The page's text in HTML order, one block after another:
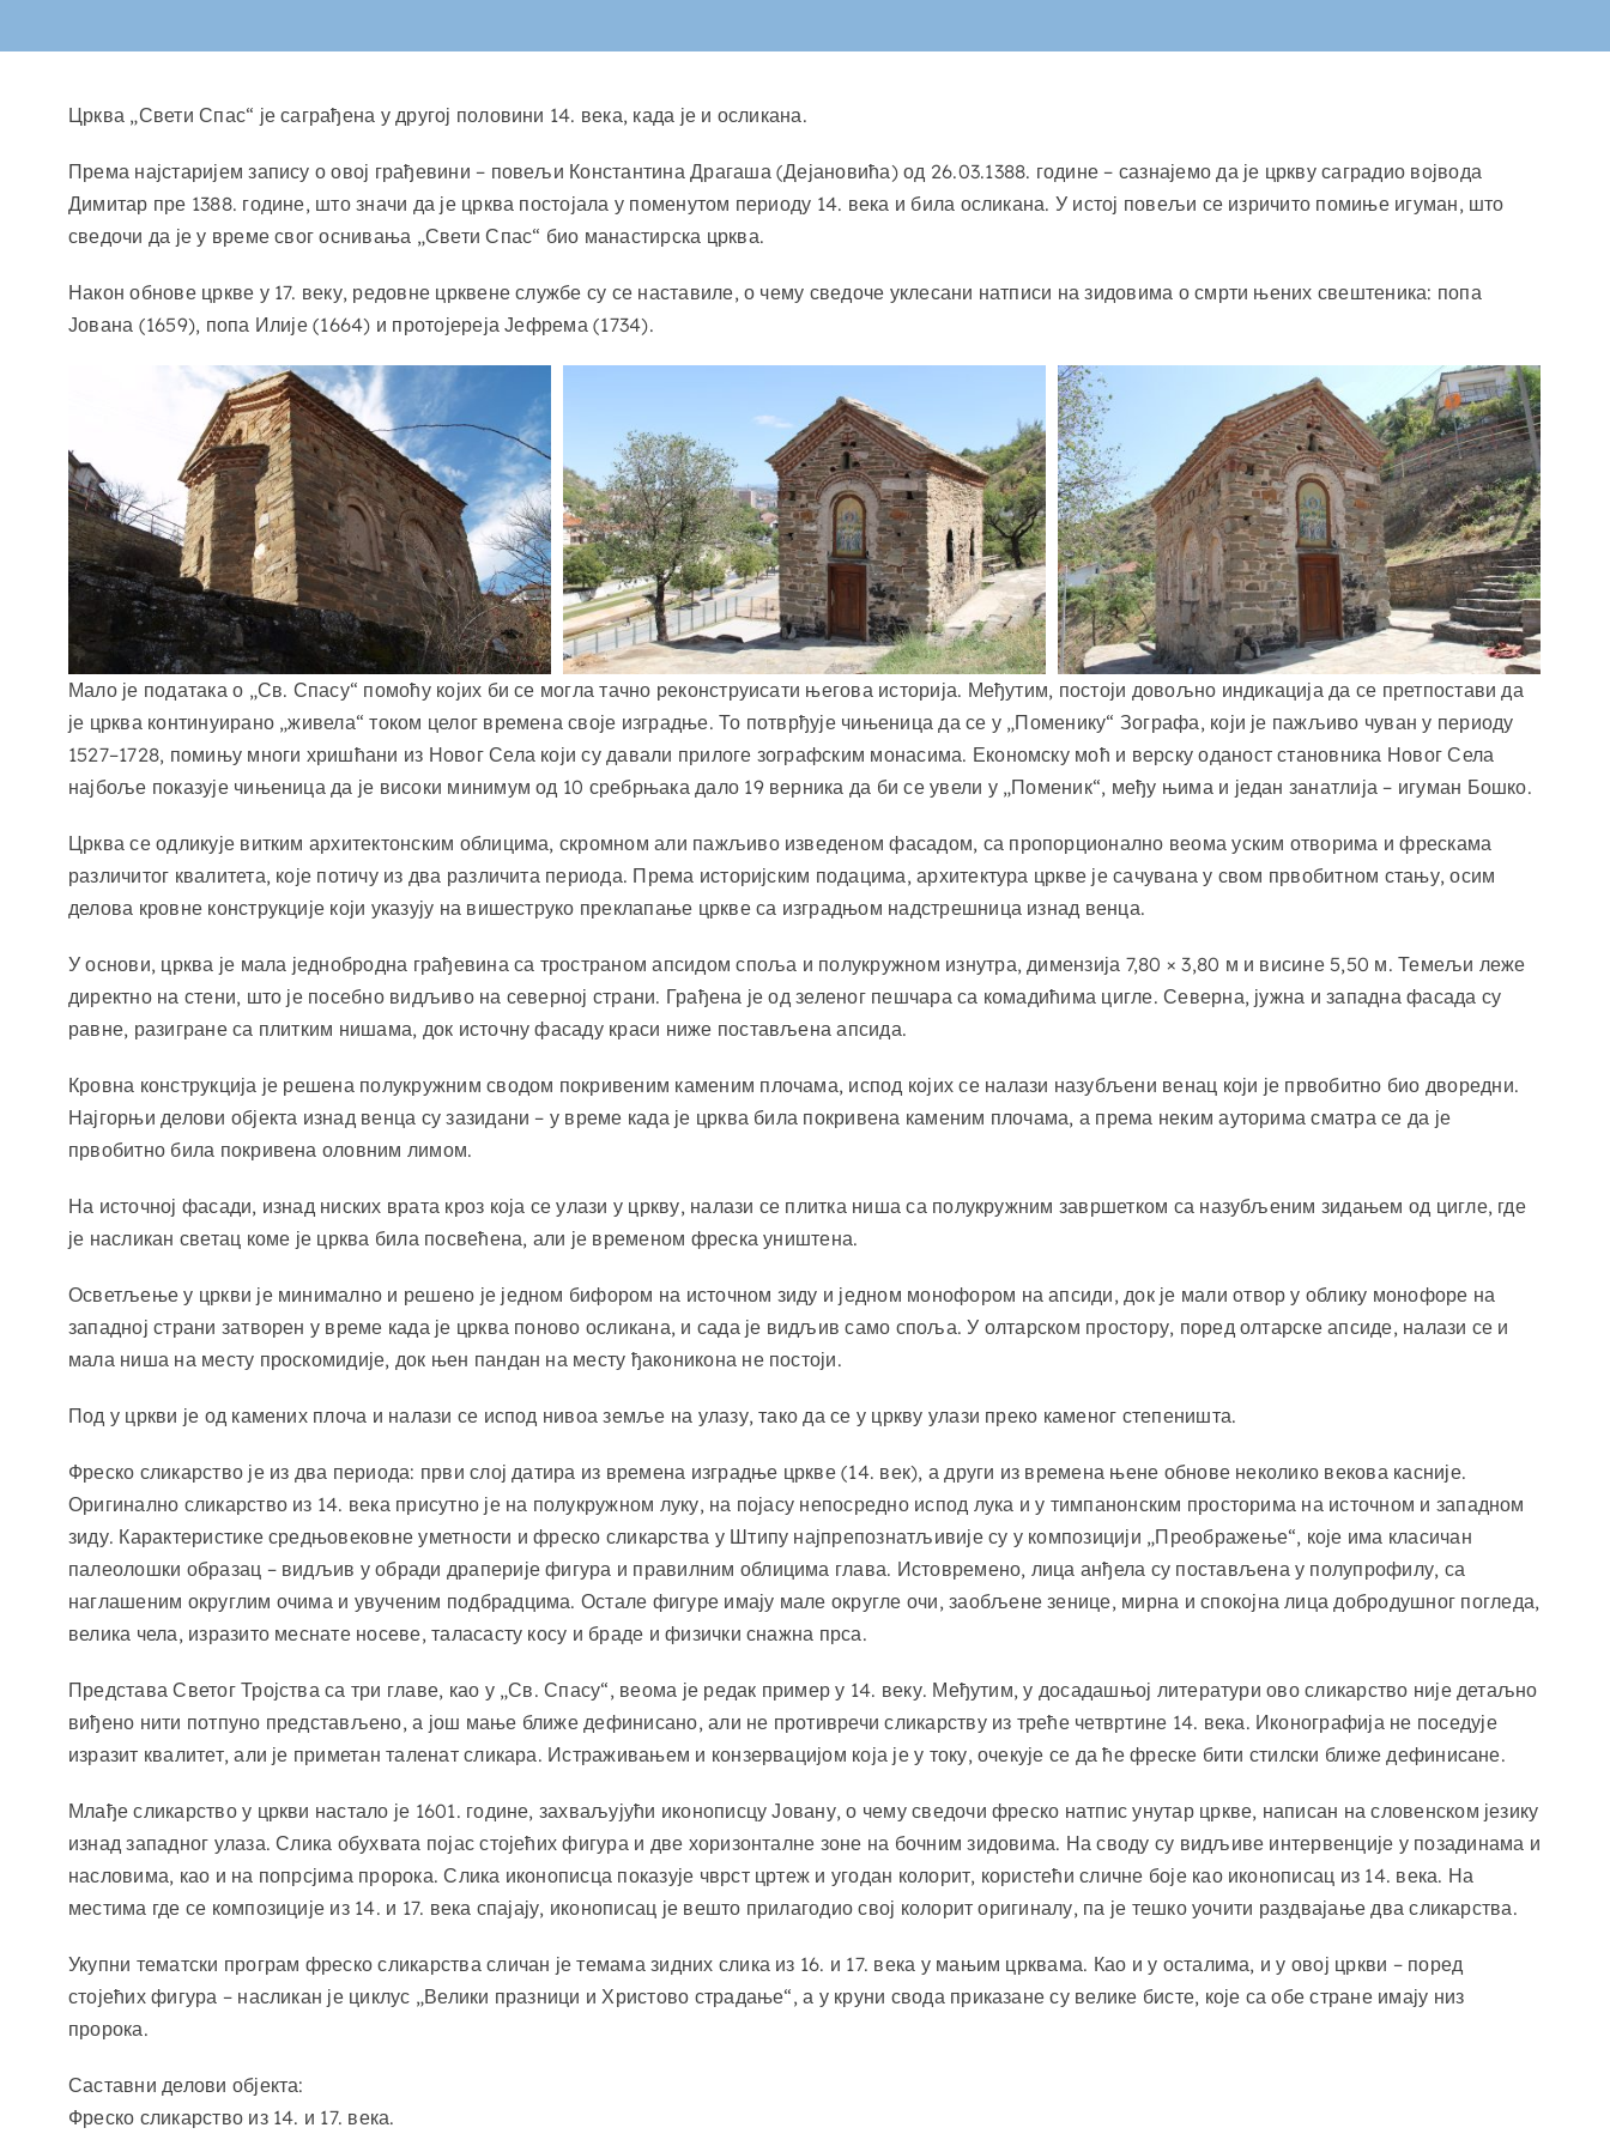
Црква „Свети Спас“ је саграђена у другој половини 14. века, када је и осликана.
Према најстаријем запису о овој грађевини – повељи Константина Драгаша (Дејановића) од 26.03.1388. године – сазнајемо да је цркву саградио војвода
Димитар пре 1388. године, што значи да је црква постојала у поменутом периоду 14. века и била осликана. У истој повељи се изричито помиње игуман, што
сведочи да је у време свог оснивања „Свети Спас“ био манастирска црква.
Након обнове цркве у 17. веку, редовне црквене службе су се наставиле, о чему сведоче уклесани натписи на зидовима о смрти њених свештеника: попа
Јована (1659), попа Илије (1664) и протојереја Јефрема (1734).
Мало је података о „Св. Спасу“ помоћу којих би се могла тачно реконструисати његова историја. Међутим, постоји довољно индикација да се претпостави да
је црква континуирано „живела“ током целог времена своје изградње. То потврђује чињеница да се у „Поменику“ Зографа, који је пажљиво чуван у периоду
1527–1728, помињу многи хришћани из Новог Села који су давали прилоге зографским монасима. Економску моћ и верску оданост становника Новог Села
најбоље показује чињеница да је високи минимум од 10 сребрњака дало 19 верника да би се увели у „Поменик“, међу њима и један занатлија – игуман Бошко.
Црква се одликује витким архитектонским облицима, скромном али пажљиво изведеном фасадом, са пропорционално веома уским отворима и фрескама
различитог квалитета, које потичу из два различита периода. Према историјским подацима, архитектура цркве је сачувана у свом првобитном стању, осим
делова кровне конструкције који указују на вишеструко преклапање цркве са изградњом надстрешница изнад венца.
У основи, црква је мала једнобродна грађевина са тространом апсидом споља и полукружном изнутра, димензија 7,80 × 3,80 м и висине 5,50 м. Темељи леже
директно на стени, што је посебно видљиво на северној страни. Грађена је од зеленог пешчара са комадићима цигле. Северна, јужна и западна фасада су
равне, разигране са плитким нишама, док источну фасаду краси ниже постављена апсида.
Кровна конструкција је решена полукружним сводом покривеним каменим плочама, испод којих се налази назубљени венац који је првобитно био дворедни.
Најгорњи делови објекта изнад венца су зазидани – у време када је црква била покривена каменим плочама, а према неким ауторима сматра се да је
првобитно била покривена оловним лимом.
На источној фасади, изнад ниских врата кроз која се улази у цркву, налази се плитка ниша са полукружним завршетком са назубљеним зидањем од цигле, где
је насликан светац коме је црква била посвећена, али је временом фреска уништена.
Осветљење у цркви је минимално и решено је једном бифором на источном зиду и једном монофором на апсиди, док је мали отвор у облику монофоре на
западној страни затворен у време када је црква поново осликана, и сада је видљив само споља. У олтарском простору, поред олтарске апсиде, налази се и
мала ниша на месту проскомидије, док њен пандан на месту ђаконикона не постоји.
Под у цркви је од камених плоча и налази се испод нивоа земље на улазу, тако да се у цркву улази преко каменог степеништа.
Фреско сликарство је из два периода: први слој датира из времена изградње цркве (14. век), а други из времена њене обнове неколико векова касније.
Оригинално сликарство из 14. века присутно је на полукружном луку, на појасу непосредно испод лука и у тимпанонским просторима на источном и западном
зиду. Карактеристике средњовековне уметности и фреско сликарства у Штипу најпрепознатљивије су у композицији „Преображење“, које има класичан
палеолошки образац – видљив у обради драперије фигура и правилним облицима глава. Истовремено, лица анђела су постављена у полупрофилу, са
наглашеним округлим очима и увученим подбрадцима. Остале фигуре имају мале округле очи, заобљене зенице, мирна и спокојна лица добродушног погледа,
велика чела, изразито меснате носеве, таласасту косу и браде и физички снажна прса.
Представа Светог Тројства са три главе, као у „Св. Спасу“, веома је редак пример у 14. веку. Међутим, у досадашњој литератури ово сликарство није детаљно
виђено нити потпуно представљено, а још мање ближе дефинисано, али не противречи сликарству из треће четвртине 14. века. Иконографија не поседује
изразит квалитет, али је приметан таленат сликара. Истраживањем и конзервацијом која је у току, очекује се да ће фреске бити стилски ближе дефинисане.
Млађе сликарство у цркви настало је 1601. године, захваљујући иконописцу Јовану, о чему сведочи фреско натпис унутар цркве, написан на словенском језику
изнад западног улаза. Слика обухвата појас стојећих фигура и две хоризонталне зоне на бочним зидовима. На своду су видљиве интервенције у позадинама и
насловима, као и на попрсјима пророка. Слика иконописца показује чврст цртеж и угодан колорит, користећи сличне боје као иконописац из 14. века. На
местима где се композиције из 14. и 17. века спајају, иконописац је вешто прилагодио свој колорит оригиналу, па је тешко уочити раздвајање два сликарства.
Укупни тематски програм фреско сликарства сличан је темама зидних слика из 16. и 17. века у мањим црквама. Као и у осталима, и у овој цркви – поред
стојећих фигура – ​​насликан је циклус „Велики празници и Христово страдање“, а у круни свода приказане су велике бисте, које са обе стране имају низ
пророка.
Саставни делови објекта:
Фреско сликарство из 14. и 17. века.